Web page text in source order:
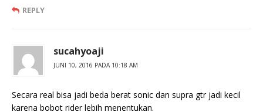
REPLY
sucahyoaji
JUNI 10, 2016 PADA 10:18 AM
Secara real bisa jadi beda berat sonic dan supra gtr jadi kecil
karena bobot rider lebih menentukan.